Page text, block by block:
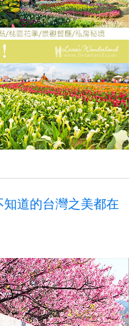
知道的台灣之美都在